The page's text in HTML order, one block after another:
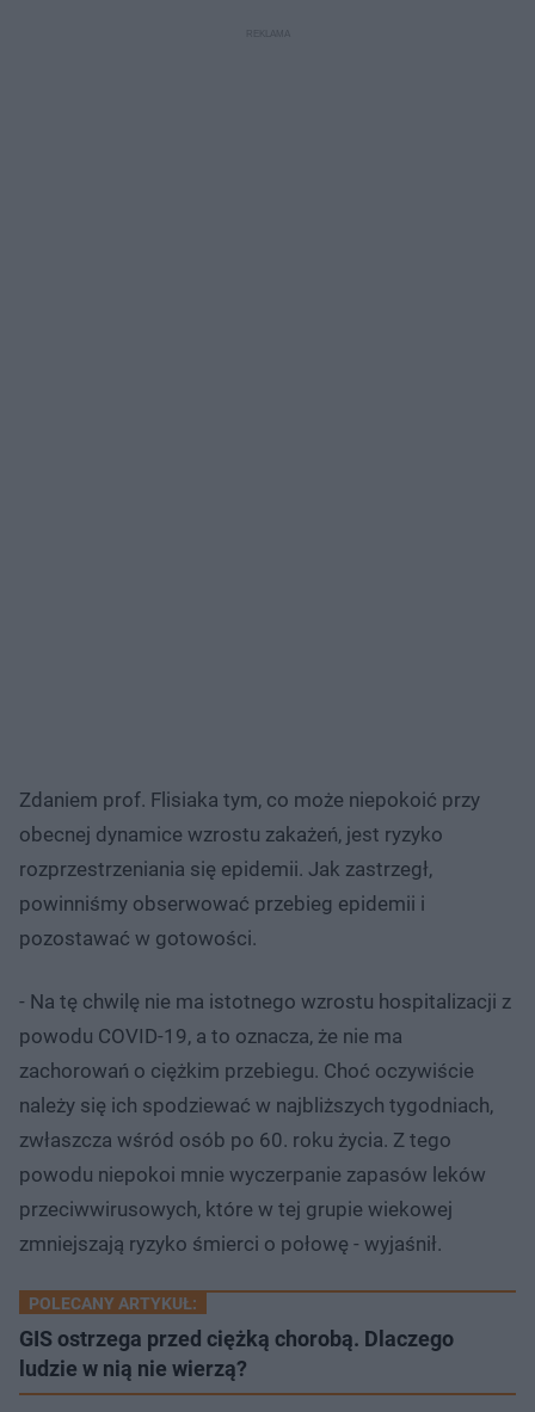
Zdaniem prof. Flisiaka tym, co może niepokoić przy
obecnej dynamice wzrostu zakażeń, jest ryzyko
rozprzestrzeniania się epidemii. Jak zastrzegł,
powinniśmy obserwować przebieg epidemii i
pozostawać w gotowości.
- Na tę chwilę nie ma istotnego wzrostu hospitalizacji z
powodu COVID-19, a to oznacza, że nie ma
zachorowań o ciężkim przebiegu. Choć oczywiście
należy się ich spodziewać w najbliższych tygodniach,
zwłaszcza wśród osób po 60. roku życia. Z tego
powodu niepokoi mnie wyczerpanie zapasów leków
przeciwwirusowych, które w tej grupie wiekowej
zmniejszają ryzyko śmierci o połowę - wyjaśnił.
POLECANY ARTYKUŁ:
GIS ostrzega przed ciężką chorobą. Dlaczego
ludzie w nią nie wierzą?